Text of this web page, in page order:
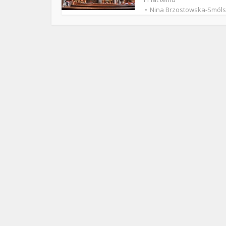
Nina Brzostowska- ks.